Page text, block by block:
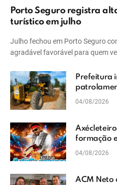
Porto Seguro registra
turístico em julho
Julho fechou em Porto Seguro
agradável favorável para quem
Prefeitura
Vera Cruz
04/08/2026
formação
do Extremo
04/08/2026
ACM Neto